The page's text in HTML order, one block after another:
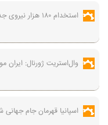
استخدام ۱۸۰ هزار نیروی جدید در آموزش‌ و پرورش
وال‌استریت ژورنال:
اسپانیا قهرمان جام جهانی